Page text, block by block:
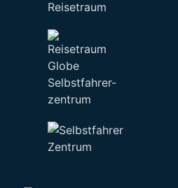
Reisetraum
Selbstfahrer-
zentrum